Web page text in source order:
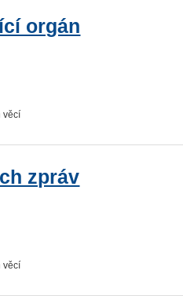
orgán
věcí
zpráv
věcí